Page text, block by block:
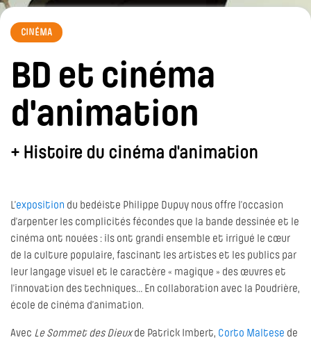
CINÉMA
BD et cinéma
d'animation
+ Histoire du cinéma d'animation
L’exposition du bedéiste Philippe Dupuy nous offre l’occasion
d’arpenter les complicités fécondes que la bande dessinée et le
cinéma ont nouées : ils ont grandi ensemble et irrigué le cœur
de la culture populaire, fascinant les artistes et les publics par
leur langage visuel et le caractère « magique » des œuvres et
l’innovation des techniques… En collaboration avec la Poudrière,
école de cinéma d’animation.
Avec Le Sommet des Dieuxde Patrick Imbert, Corto Maltese de